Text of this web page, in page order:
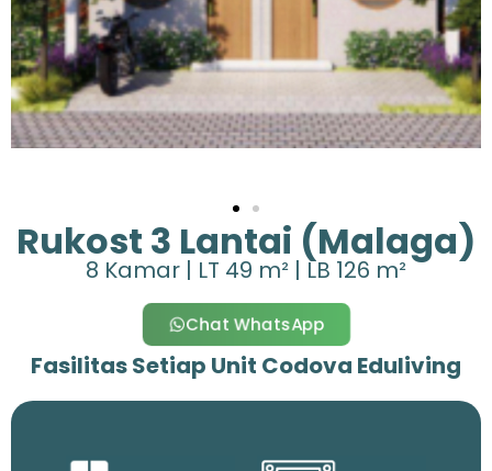
Rukost 3 Lantai (Malaga)
8 Kamar | LT 49 m² | LB 126 m²
Chat WhatsApp
Fasilitas Setiap Unit Codova Eduliving